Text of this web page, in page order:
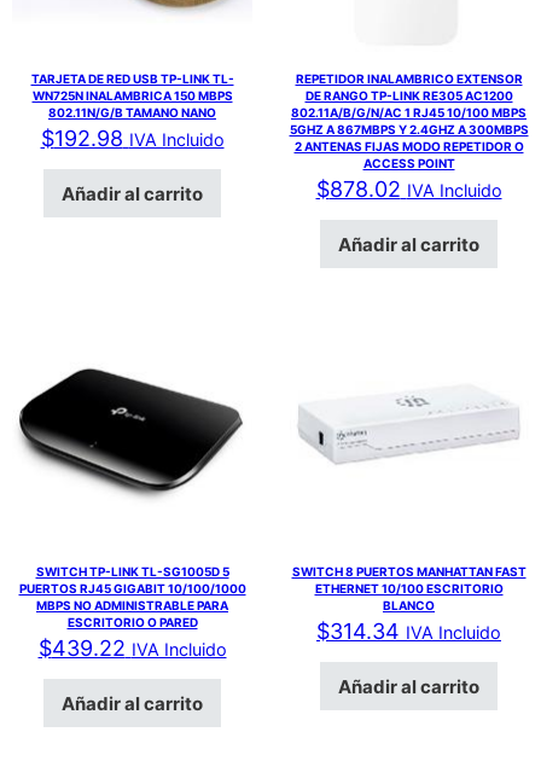
TARJETA DE RED USB TP-LINK TL-
WN725N INALAMBRICA 150 MBPS
802.11N/G/B TAMANO NANO
$192.98 IVA Incluido
Añadir al carrito
REPETIDOR INALAMBRICO EXTENSOR
DE RANGO TP-LINK RE305 AC1200
802.11A/B/G/N/AC 1 RJ45 10/100 MBPS
5GHZ A 867MBPS Y 2.4GHZ A 300MBPS
2 ANTENAS FIJAS MODO REPETIDOR O
ACCESS POINT
$878.02 IVA Incluido
Añadir al carrito
SWITCH TP-LINK TL-SG1005D 5
PUERTOS RJ45 GIGABIT 10/100/1000
MBPS NO ADMINISTRABLE PARA
ESCRITORIO O PARED
$439.22 IVA Incluido
Añadir al carrito
SWITCH 8 PUERTOS MANHATTAN FAST
ETHERNET 10/100 ESCRITORIO
BLANCO
$314.34 IVA Incluido
Añadir al carrito